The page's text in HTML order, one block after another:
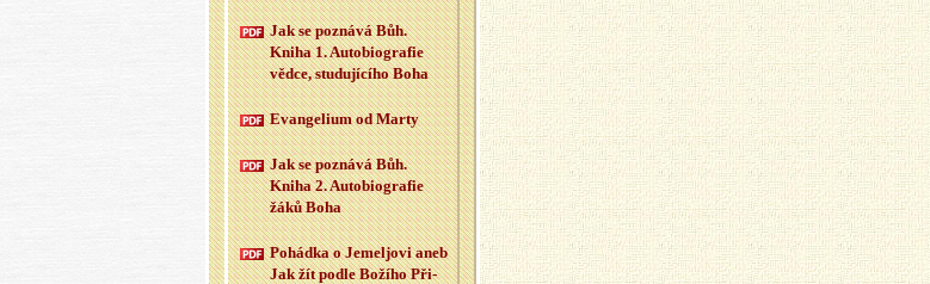
Jak se po­zná­vá Bůh.
Kniha 1. Au­to­bi­o­gra­fie
vědce, stu­du­jí­cí­ho Boha
Evan­ge­li­um od Marty
Jak se po­zná­vá Bůh.
Kniha 2. Au­to­bi­o­gra­fie
žáků Boha
Po­hád­ka o Je­meljo­vi aneb
Jak žít podle Bo­ží­ho Při­